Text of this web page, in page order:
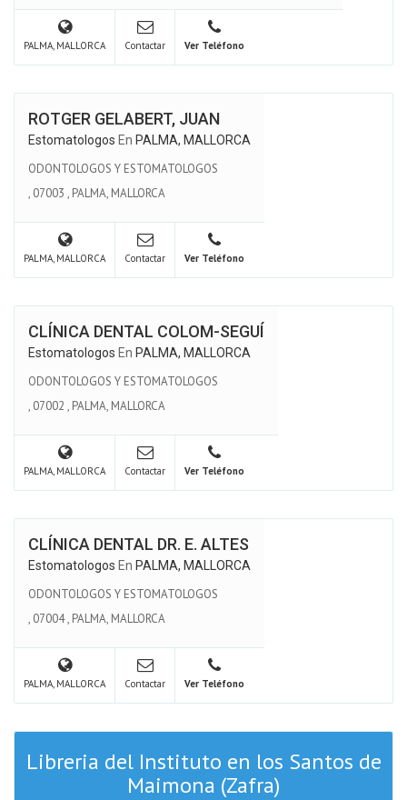
PALMA, MALLORCA Contactar Ver Teléfono
ROTGER GELABERT, JUAN
Estomatologos En PALMA, MALLORCA
ODONTOLOGOS Y ESTOMATOLOGOS
, 07003 , PALMA, MALLORCA
PALMA, MALLORCA Contactar Ver Teléfono
CLÍNICA DENTAL COLOM-SEGUÍ
Estomatologos En PALMA, MALLORCA
ODONTOLOGOS Y ESTOMATOLOGOS
, 07002 , PALMA, MALLORCA
PALMA, MALLORCA Contactar Ver Teléfono
CLÍNICA DENTAL DR. E. ALTES
Estomatologos En PALMA, MALLORCA
ODONTOLOGOS Y ESTOMATOLOGOS
, 07004, PALMA, MALLORCA
PALMA, MALLORCA Contactar Ver Teléfono
Libreria del Instituto en los Santos de
Maimona (Zafra)